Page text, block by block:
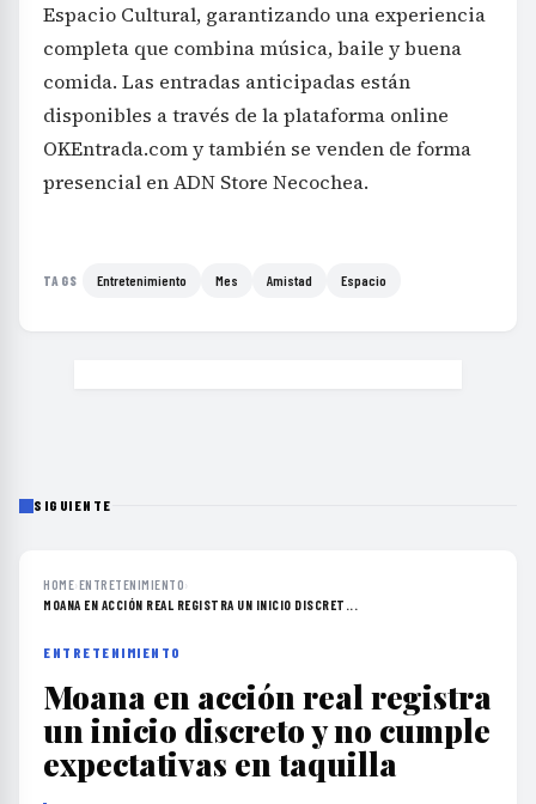
Espacio Cultural, garantizando una experiencia
completa que combina música, baile y buena
comida. Las entradas anticipadas están
disponibles a través de la plataforma online
OKEntrada.com y también se venden de forma
presencial en ADN Store Necochea.
TAGS Entretenimiento Mes Amistad Espacio
SIGUIENTE
HOME›ENTRETENIMIENTO›
MOANA EN ACCIÓN REAL REGISTRA UN INICIO DISCRET...
ENTRETENIMIENTO
Moana en acción real registra
un inicio discreto y no cumple
expectativas en taquilla